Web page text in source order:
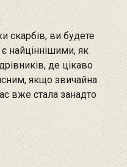
скарбів, ви будете
найціннішими, як
де цікаво
якщо звичайна
вже стала занадто